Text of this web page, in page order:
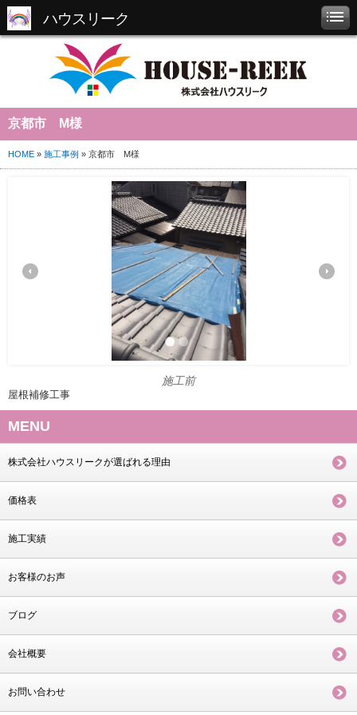
ハウスリーク
京都市 M様
HOME » 施工事例 » 京都市 M様
施工前
屋根補修工事
MENU
株式会社ハウスリークが選ばれる理由
価格表
施工実績
お客様のお声
ブログ
会社概要
お問い合わせ